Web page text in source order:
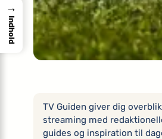
TV Guiden giver dig
streaming med
guides og inspiration til
→
Indhold